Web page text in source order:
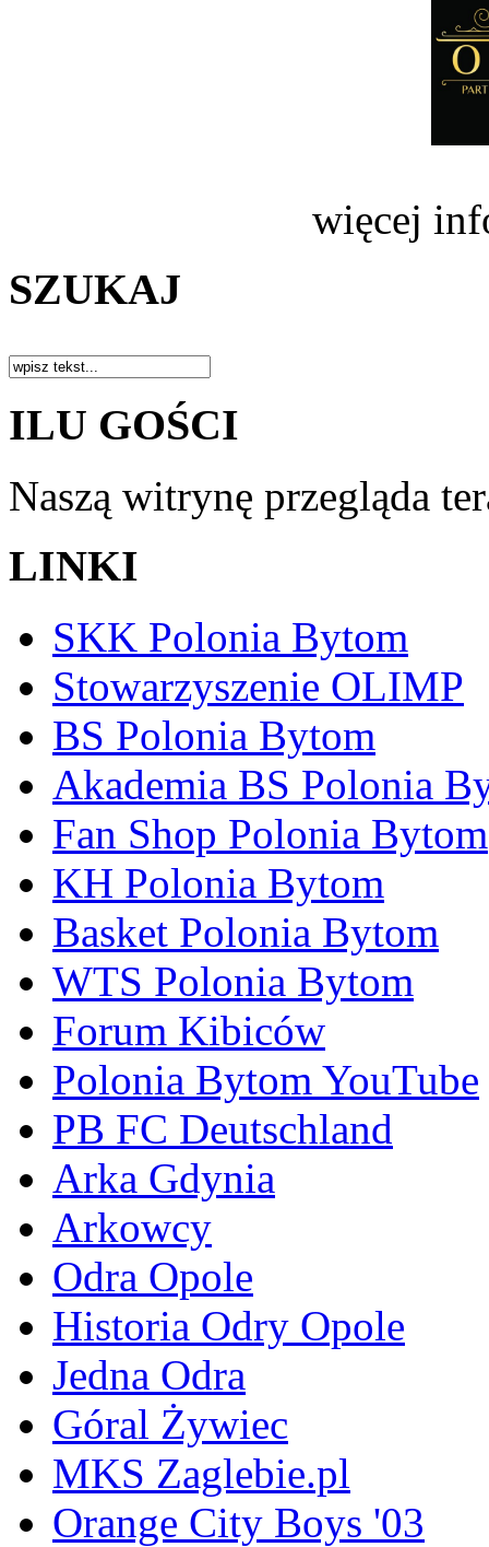
więcej
SZUKAJ
ILU GOŚCI
Naszą witrynę przegląda
LINKI
SKK Polonia Bytom
Stowarzyszenie OLIMP
BS Polonia Bytom
Akademia BS Polonia
Fan Shop Polonia Bytom
KH Polonia Bytom
Basket Polonia Bytom
WTS Polonia Bytom
Forum Kibiców
Polonia Bytom YouTube
PB FC Deutschland
Arka Gdynia
Arkowcy
Odra Opole
Historia Odry Opole
Jedna Odra
Góral Żywiec
MKS Zaglebie.pl
Orange City Boys '03